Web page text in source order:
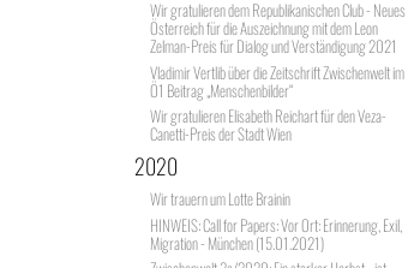
Wir gratulieren dem Republikanischen Club - Neues
Österreich für die Auszeichnung mit dem Leon
Zelman-Preis für Dialog und Verständigung 2021
Vladimir Vertlib über die Zeitschrift Zwischenwelt im
Ö1 Beitrag „Menschenbilder“
Wir gratulieren Elisabeth Reichart für den Veza-
Canetti-Preis der Stadt Wien
2020
Wir trauern um Lotte Brainin
HINWEIS: Call for Papers: Vor Ort: Erinnerung, Exil,
Migration - München (15.01.2021)